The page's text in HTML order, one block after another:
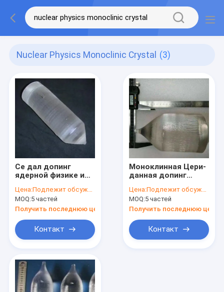
Nuclear Physics Monoclinic Crystal (3)
Ce дал допинг
ядерной физике и
сцинтилляции LYSO
и излучает
обнаружение
Цена:Подлежит обсуждению
MOQ:5 частей
Получить последнюю цену
Контакт
Моноклинная Цери-
данная допинг
Кристл LYSO для
применений
обнаружения Рэй
Цена:Подлежит обсуждению
MOQ:5 частей
Получить последнюю цену
Контакт